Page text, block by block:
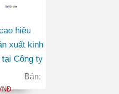
hiệu
xuất kinh
tại Công ty
Quốc tế
Sinh
Bán: